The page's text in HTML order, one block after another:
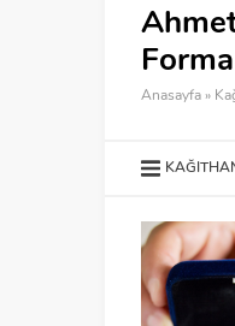
Anasayfa »